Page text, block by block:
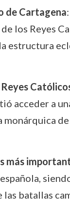
de Cartagena
los Reyes
estructura
acceder a
más
las batallas